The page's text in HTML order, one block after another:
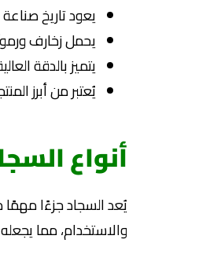
يعود تاريخ
يحمل زخارف
يتميز بالدقة
يُعتبر من أبرز
أنواع
يُعد السجاد جزءًا مهمًا
والاستخدام، مما